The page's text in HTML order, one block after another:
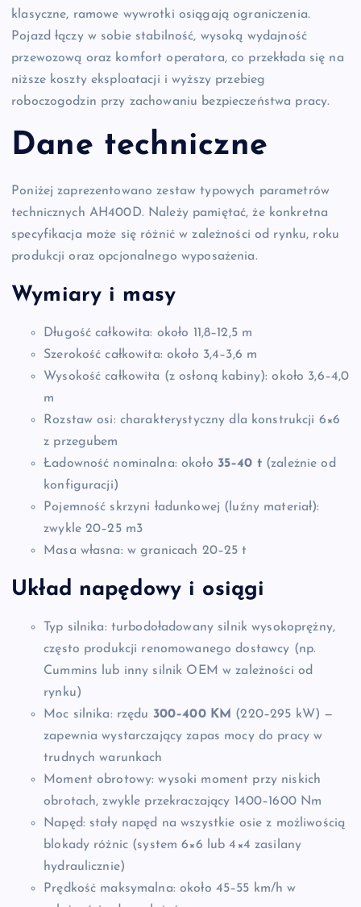
klasyczne, ramowe wywrotki osiągają ograniczenia.
Pojazd łączy w sobie stabilność, wysoką wydajność
przewozową oraz komfort operatora, co przekłada się na
niższe koszty eksploatacji i wyższy przebieg
roboczogodzin przy zachowaniu bezpieczeństwa pracy.
Dane techniczne
Poniżej zaprezentowano zestaw typowych parametrów
technicznych AH400D. Należy pamiętać, że konkretna
specyfikacja może się różnić w zależności od rynku, roku
produkcji oraz opcjonalnego wyposażenia.
Wymiary i masy
Długość całkowita: około 11,8–12,5 m
Szerokość całkowita: około 3,4–3,6 m
Wysokość całkowita (z osłoną kabiny): około 3,6–4,0
m
Rozstaw osi: charakterystyczny dla konstrukcji 6×6
z przegubem
Ładowność nominalna: około 35–40 t(zależnie od
konfiguracji)
Pojemność skrzyni ładunkowej (luźny materiał):
zwykle 20–25 m3
Masa własna: w granicach 20–25 t
Układ napędowy i osiągi
Typ silnika: turbodoładowany silnik wysokoprężny,
często produkcji renomowanego dostawcy (np.
Cummins lub inny silnik OEM w zależności od
rynku)
Moc silnika: rzędu 300–400 KM (220–295 kW) —
zapewnia wystarczający zapas mocy do pracy w
trudnych warunkach
Moment obrotowy: wysoki moment przy niskich
obrotach, zwykle przekraczający 1400–1600 Nm
Napęd: stały napęd na wszystkie osie z możliwością
blokady różnic (system 6×6 lub 4×4 zasilany
hydraulicznie)
Prędkość maksymalna: około 45–55 km/h w